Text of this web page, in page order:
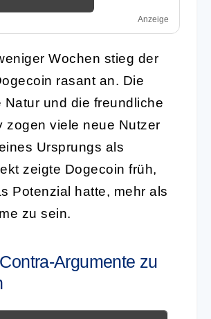
Anzeige
Wochen stieg der
rasant an. Die
Natur und die freundliche
zogen viele neue Nutzer
Ursprungs als
zeigte Dogecoin früh,
Potenzial hatte, mehr als
zu sein.
Argumente zu